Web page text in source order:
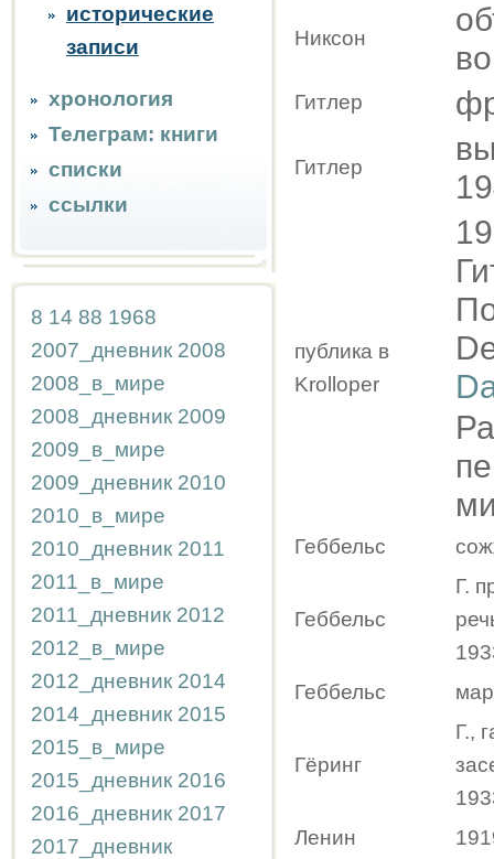
исторические
записи
хронология
Телеграм: книги
списки
ссылки
8 14 88 1968
2007_дневник 2008
2008_в_мире
2008_дневник 2009
2009_в_мире
2009_дневник 2010
2010_в_мире
2010_дневник 2011
2011_в_мире
2011_дневник 2012
2012_в_мире
2012_дневник 2014
2014_дневник 2015
2015_в_мире
2015_дневник 2016
2016_дневник 2017
2017_дневник
Никсон
Гитлер
Гитлер
публика в
Krolloper
Геббельс
Геббельс
Г.
Геббельс
Гёринг
Г.,
Ленин